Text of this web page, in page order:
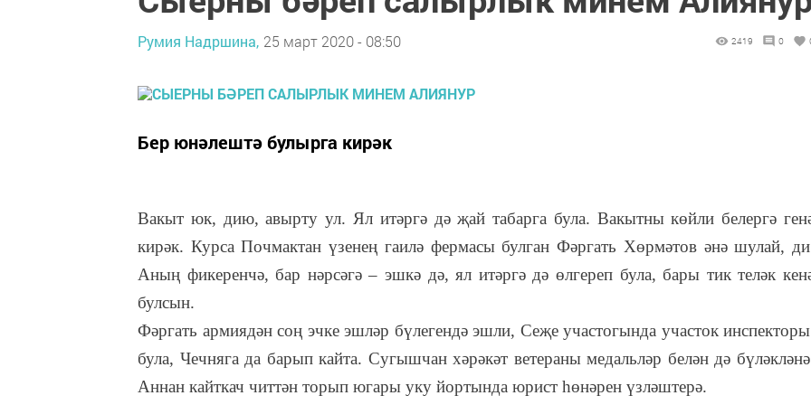
Румия Надршина, 25 март 2020 - 08:50 2419 0
Бер юнәлештә булырга кирәк
Вакыт юк, дию, авырту ул. Ял итәргә дә җай табарга була. Вакытны көйли белергә
кирәк. Курса Почмактан үзенең гаилә фермасы булган Фәргать Хөрмәтов әнә шулай,
Аның фикеренчә, бар нәрсәгә – эшкә дә, ял итәргә дә өлгереп була, бары тик теләк
булсын.
Фәргать армиядән соң эчке эшләр бүлегендә эшли, Сеҗе участогында участок инспекторы
була, Чечняга да барып кайта. Сугышчан хәрәкәт ветераны медальләр белән дә
Аннан кайткач читтән торып югары уку йортында юрист һөнәрен үзләштерә.